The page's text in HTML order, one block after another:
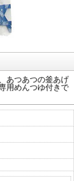
あつあつの釜あげ
用めんつゆ付きで